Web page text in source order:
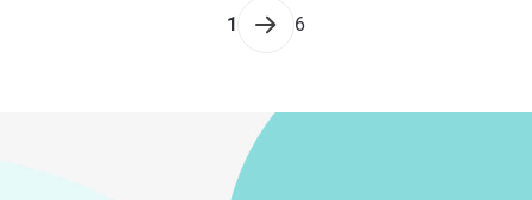
Stránkovanie
1 6